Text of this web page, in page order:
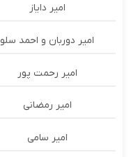
امیر دایاز
امیر دوربان و احمد سلو
امیر رحمت پور
امیر رمضانی
امیر سامی